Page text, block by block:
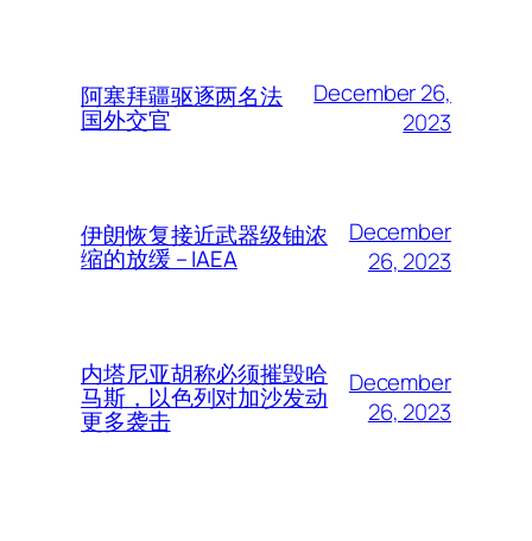
阿塞拜疆驱逐两名法
国外交官
December 26,
2023
伊朗恢复接近武器级铀浓
缩的放缓 – IAEA
December
26, 2023
内塔尼亚胡称必须摧毁哈
马斯，以色列对加沙发动
更多袭击
December
26, 2023